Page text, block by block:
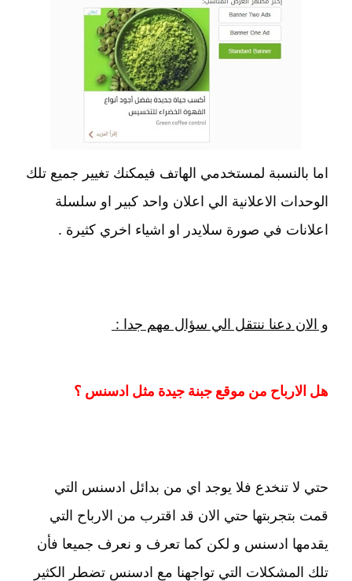
اما بالنسبة لمستخدمي الهاتف فيمكنك تغيير جميع تلك
الوحدات الاعلانية الي اعلان واحد كبير او سلسلة
اعلانات في صورة سلايدر او اشياء اخري كثيرة .
و الان دعنا ننتقل الي سؤال مهم جدا :
هل الارباح من موقع جبنة جيدة مثل ادسنس ؟
حتي لا تنخدع فلا يوجد اي من بدائل ادسنس التي
قمت بتجربتها حتي الان قد اقترب من الارباح التي
يقدمها ادسنس و لكن كما تعرف و نعرف جميعا فأن
تلك المشكلات التي تواجهنا مع ادسنس تضطر الكثير